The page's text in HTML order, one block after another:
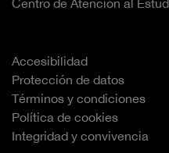
Centro de Atención al
Accesibilidad
Protección de datos
Términos y condiciones
Política de cookies
Integridad y convivencia